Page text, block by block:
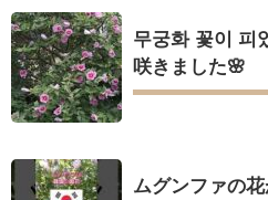
무궁화 꽃이 피
咲きました🌸
ムグンファの